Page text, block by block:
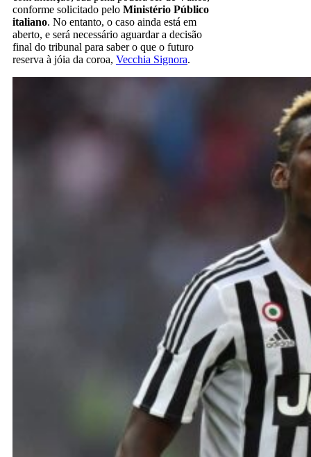
conforme solicitado pelo Ministério Público
italiano. No entanto, o caso ainda está em
aberto, e será necessário aguardar a decisão
final do tribunal para saber o que o futuro
reserva à jóia da coroa, Vecchia Signora.